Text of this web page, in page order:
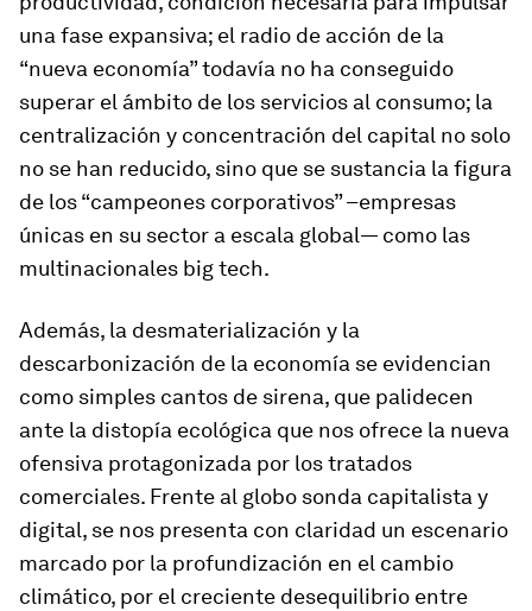
una fase expansiva; el radio de acción de la
“nueva economía” todavía no ha conseguido
superar el ámbito de los servicios al consumo; la
centralización y concentración del capital no solo
no se han reducido, sino que se sustancia la figura
de los “campeones corporativos” –empresas
únicas en su sector a escala global— como las
multinacionales big tech.
Además, la desmaterialización y la
descarbonización de la economía se evidencian
como simples cantos de sirena, que palidecen
ante la distopía ecológica que nos ofrece la nueva
ofensiva protagonizada por los tratados
comerciales. Frente al globo sonda capitalista y
digital, se nos presenta con claridad un escenario
marcado por la profundización en el cambio
climático, por el creciente desequilibrio entre